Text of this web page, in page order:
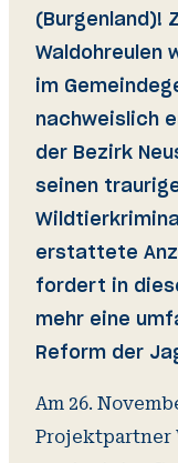
(Burgenland)!
Waldohreulen
im
nachweislich
der Bezirk
seinen
erstattete
fordert in
mehr eine
Reform der
Am 26.
Projektpartner